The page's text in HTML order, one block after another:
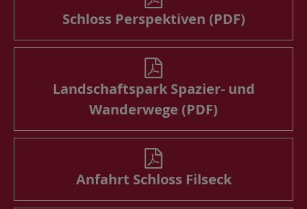
Schloss Perspektiven (PDF)
Landschaftspark Spazier- und
Wanderwege (PDF)
Anfahrt Schloss Filseck